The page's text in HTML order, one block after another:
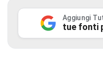
Aggiungi
tue fonti